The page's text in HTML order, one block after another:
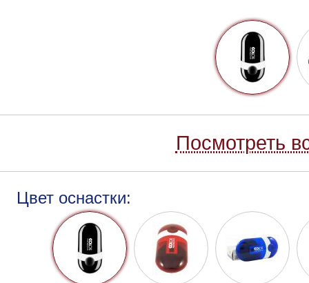
Посмотреть
Цвет оснастки: